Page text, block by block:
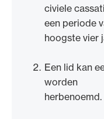
civiele
een periode
hoogste vier
Een lid kan
worden
herbenoemd.